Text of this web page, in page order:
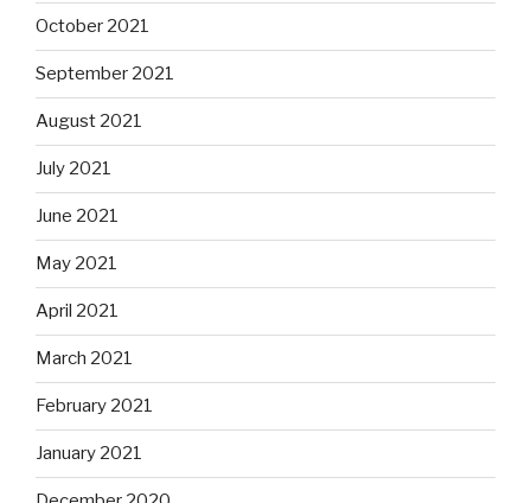
October 2021
September 2021
August 2021
July 2021
June 2021
May 2021
April 2021
March 2021
February 2021
January 2021